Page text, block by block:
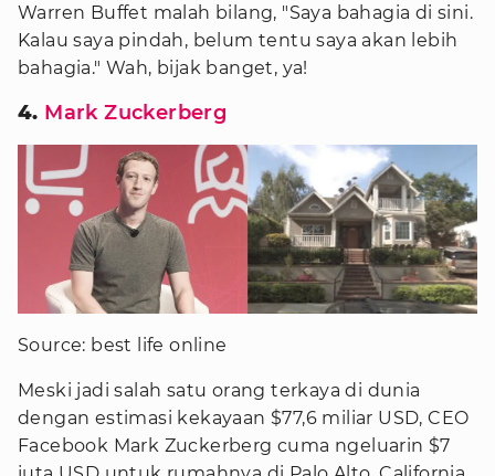
Warren Buffet malah bilang, "Saya bahagia di sini.
Kalau saya pindah, belum tentu saya akan lebih
bahagia." Wah, bijak banget, ya!
4. Mark Zuckerberg
Source: best life online
Meski jadi salah satu orang terkaya di dunia
dengan estimasi kekayaan $77,6 miliar USD, CEO
Facebook Mark Zuckerberg cuma ngeluarin $7